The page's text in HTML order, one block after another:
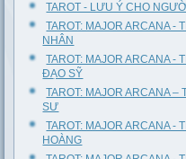
TAROT - LƯU Ý CHO
TAROT: MAJOR ARCANA -
NHÂN
TAROT: MAJOR ARCANA -
ĐẠO SỸ
TAROT: MAJOR ARCANA
SƯ
TAROT: MAJOR ARCANA -
HOÀNG